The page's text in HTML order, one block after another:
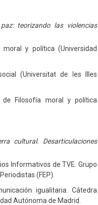
teorizando las violencias
y política (Universidad
(Universitat de les Illes
Filosofía moral y política
cultural. Desarticulaciones
Informativos de TVE. Grupo
(FEP).
igualitaria. Cátedra
Autónoma de Madrid.